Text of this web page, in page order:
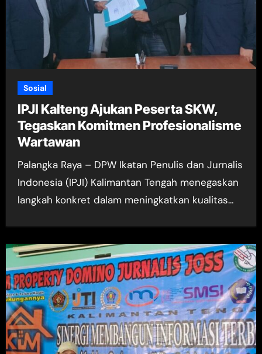
Sosial
IPJI Kalteng Ajukan Peserta SKW,
Tegaskan Komitmen Profesionalisme
Wartawan
Palangka Raya – DPW Ikatan Penulis dan Jurnalis
Indonesia (IPJI) Kalimantan Tengah menegaskan
langkah konkret dalam meningkatkan kualitas…